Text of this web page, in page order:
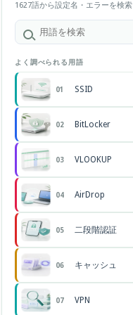
1627語から設定名・エラーを検索
よく調べられる用語
01 SSID
02 BitLocker
03 VLOOKUP
04 AirDrop
05 二段階認証
06 キャッシュ
07 VPN